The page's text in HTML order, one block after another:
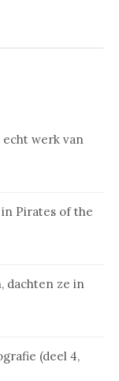
werk van
in Pirates of the
dachten ze in
(deel 4,